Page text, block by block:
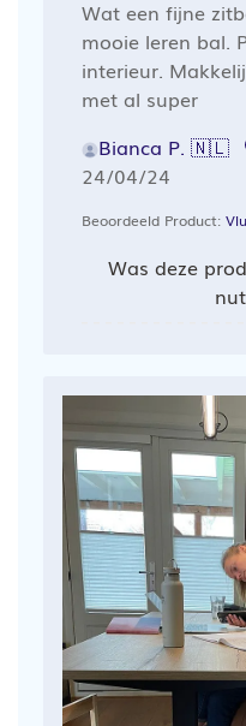
Wat een fijne
mooie leren bal.
interieur.
met al super
Bianca P. 🇳🇱
24/04/24
Beoordeeld Product:
Was deze